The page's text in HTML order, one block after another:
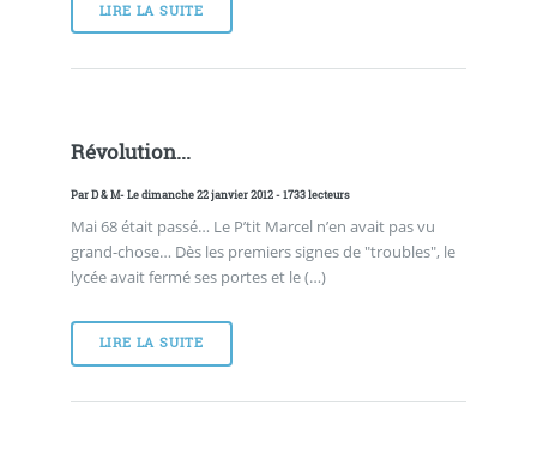
LIRE LA SUITE
Révolution...
ParD & M- Le dimanche 22 janvier 2012 - 1733 lecteurs
Mai 68 était passé… Le P’tit Marcel n’en avait pas vu
grand-chose… Dès les premiers signes de "troubles", le
lycée avait fermé ses portes et le (…)
LIRE LA SUITE